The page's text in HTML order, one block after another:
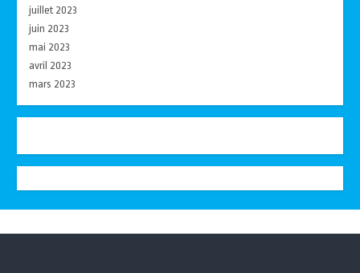
juillet 2023
juin 2023
mai 2023
avril 2023
mars 2023